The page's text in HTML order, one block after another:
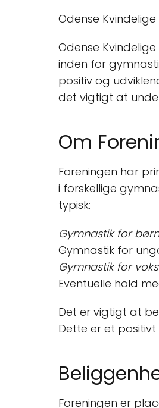
Odense
Odense
inden for
positiv og
det vigtigt at
Om
Foreningen har
i forskellige
typisk:
Gymnastik for børn
Gymnastik for
Gymnastik for
Eventuelle hold
Det er vigtigt at
Dette er et
Foreningen er